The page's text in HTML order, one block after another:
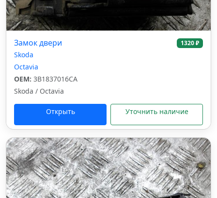
Замок двери 1320 ₽
Skoda
Octavia
OEM: 3B1837016CA
Skoda / Octavia
Открыть Уточнить наличие